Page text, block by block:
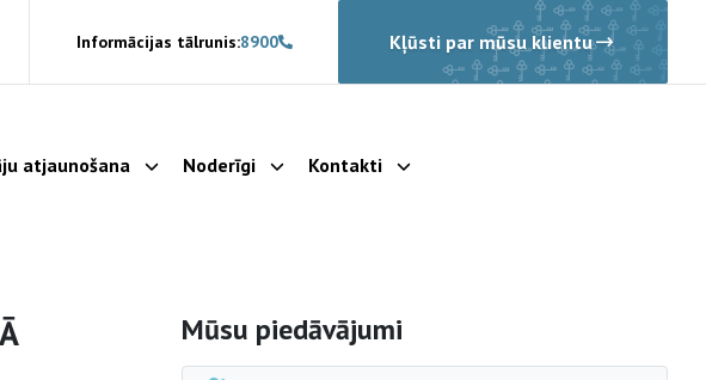
Informācijas tālrunis:8900 Kļūsti par mūsu klientu
apakšizvēlni
atjaunošana Parādīt apakšizvēlni
Noderīgi Parādīt apakšizvēlni
Kontakti Parādīt apakšizvēlni
Sāna navigācija
Mūsu piedāvājumi